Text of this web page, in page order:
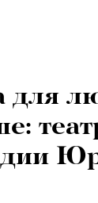
для